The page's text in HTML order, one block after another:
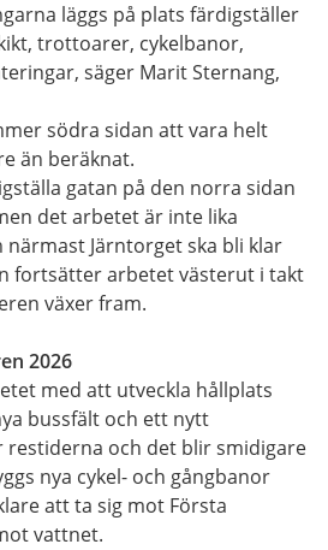
läggs på plats färdigställer
trottoarer, cykelbanor,
säger Marit Sternang,
södra sidan att vara helt
än beräknat.
gatan på den norra sidan
det arbetet är inte lika
Järntorget ska bli klar
fortsätter arbetet västerut i takt
växer fram.
2026
med att utveckla hållplats
bussfält och ett nytt
restiderna och det blir smidigare
nya cykel- och gångbanor
att ta sig mot Första
vattnet.